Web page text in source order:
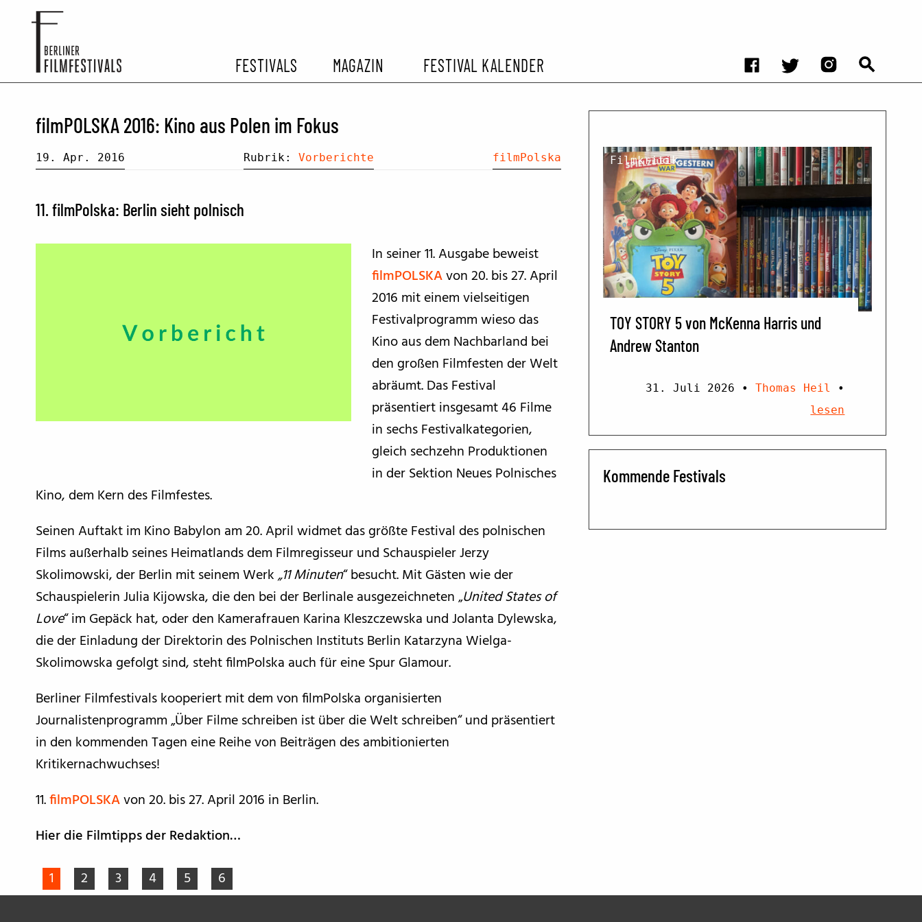
FESTIVALS
ARCHIV EHEMALIGER FILMFESTIVALS
MAGAZIN
FESTIVALBERICHTE
FILMKRITIKEN
FILM- UND SERIEN-TIPPS
BFF ON THE ROAD
FESTIVAL KALENDER
filmPOLSKA 2016: Kino aus Polen im Fokus
19. Apr. 2016 Rubrik: Vorberichte filmPolska
11. filmPolska: Berlin sieht polnisch
In seiner 11. Ausgabe beweist
filmPOLSKAvon 20. bis 27. April
2016 mit einem vielseitigen
Festivalprogramm wieso das
Kino aus dem Nachbarland bei
den großen Filmfesten der Welt
abräumt. Das Festival
präsentiert insgesamt 46 Filme
in sechs Festivalkategorien,
gleich sechzehn Produktionen
in der Sektion Neues Polnisches
Kino, dem Kern des Filmfestes.
Seinen Auftakt im Kino Babylon am 20. April widmet das größte Festival des polnischen
Films außerhalb seines Heimatlands dem Filmregisseur und Schauspieler Jerzy
Skolimowski, der Berlin mit seinem Werk„11 Minuten“ besucht. Mit Gästen wie der
Schauspielerin Julia Kijowska, die den bei der Berlinale ausgezeichneten „United States of
Love“ im Gepäck hat, oder den Kamerafrauen Karina Kleszczewska und Jolanta Dylewska,
die der Einladung der Direktorin des Polnischen Instituts Berlin Katarzyna Wielga-
Skolimowska gefolgt sind, steht filmPolska auch für eine Spur Glamour.
Berliner Filmfestivals kooperiert mit dem von filmPolska organisierten
Journalistenprogramm „Über Filme schreiben ist über die Welt schreiben“ und präsentiert
in den kommenden Tagen eine Reihe von Beiträgen des ambitionierten
Kritikernachwuchses!
11.filmPOLSKAvon 20. bis 27. April 2016 in Berlin.
Hier die Filmtipps der Redaktion…
1
2 3 4 5 6
Filmkritik
TOY STORY 5 von McKenna Harris und
Andrew Stanton
31. Juli 2026 • Thomas Heil
•
lesen
Kommende Festivals